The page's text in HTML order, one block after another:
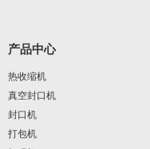
产品中心
热收缩机
真空封口机
封口机
打包机